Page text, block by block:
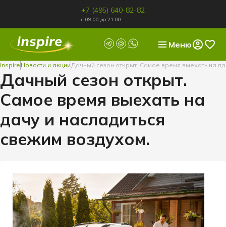
+7 (495) 640-82-82
с 09:00 до 21:00
Меню
Inspire Новости и акцииДачный сезон открыт. Самое время выехать на
Дачный сезон открыт.
Самое время выехать на
дачу и насладиться
свежим воздухом.